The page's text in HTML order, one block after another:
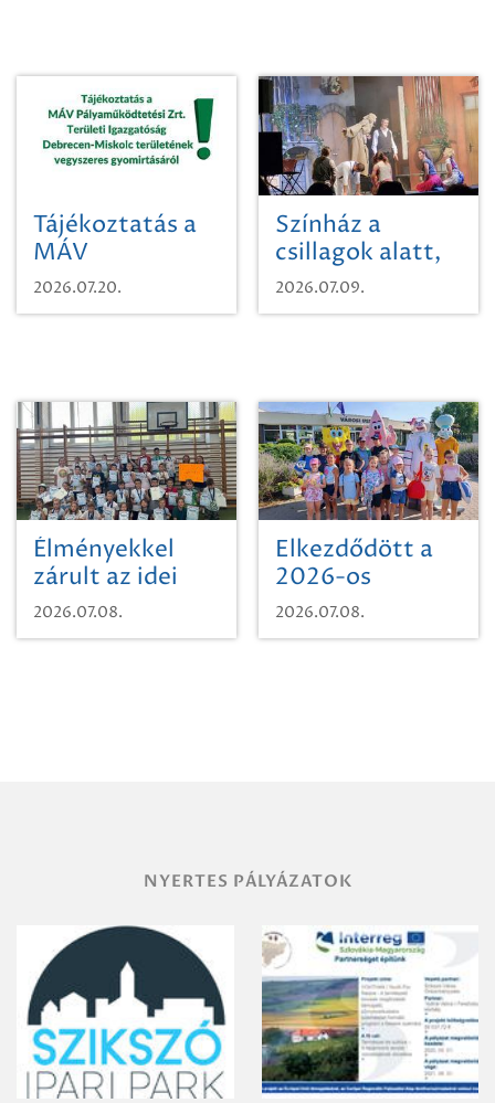
Tájékoztatás a
MÁV
Pályaműködtetési
Zrt. Területi
területének
vegyszeres
gyomirtásáról
2026.07.20.
Színház a
csillagok alatt,
sikeres nyitány
Szikszón
2026.07.09.
Élményekkel
zárult az idei
sporttábor!
2026.07.08.
Elkezdődött a
2026-os
SpongyaBob
tábor!
2026.07.08.
NYERTES PÁLYÁZATOK